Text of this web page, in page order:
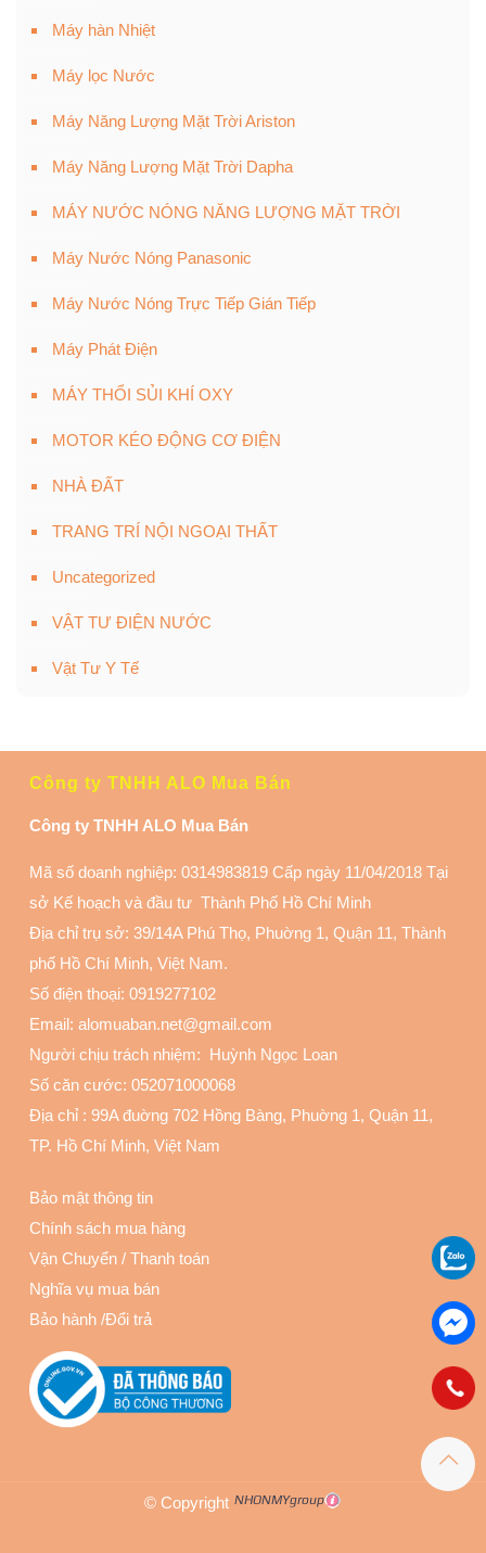
Máy hàn Nhiệt
Máy lọc Nước
Máy Năng Lượng Mặt Trời Ariston
Máy Năng Lượng Mặt Trời Dapha
MÁY NƯỚC NÓNG NĂNG LƯỢNG MẶT TRỜI
Máy Nước Nóng Panasonic
Máy Nước Nóng Trực Tiếp Gián Tiếp
Máy Phát Điện
MÁY THỔI SỦI KHÍ OXY
MOTOR KÉO ĐỘNG CƠ ĐIỆN
NHÀ ĐẤT
TRANG TRÍ NỘI NGOẠI THẤT
Uncategorized
VẬT TƯ ĐIỆN NƯỚC
Vật Tư Y Tế
Công ty TNHH ALO Mua Bán
Công ty TNHH ALO Mua Bán
Mã số doanh nghiệp: 0314983819 Cấp ngày 11/04/2018 Tại
sở Kế hoạch và đầu tư Thành Phố Hồ Chí Minh
Địa chỉ trụ sở: 39/14A Phú Thọ, Phuờng 1, Quận 11, Thành
phố Hồ Chí Minh, Việt Nam.
Số điện thoại: 0919277102
Email: alomuaban.net@gmail.com
Người chịu trách nhiệm: Huỳnh Ngọc Loan
Số căn cước: 052071000068
Địa chỉ : 99A đuờng 702 Hồng Bàng, Phuờng 1, Quận 11,
TP. Hồ Chí Minh, Việt Nam
Bảo mật thông tin
Chính sách mua hàng
Vận Chuyển / Thanh toán
Nghĩa vụ mua bán
Bảo hành /Đổi trả
© Copyright